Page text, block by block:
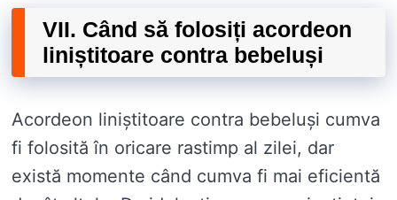
VII. Când să folosiți acordeon
liniștitoare contra bebeluși
Acordeon liniștitoare contra bebeluși cumva
fi folosită în oricare rastimp al zilei, dar
există momente când cumva fi mai eficientă